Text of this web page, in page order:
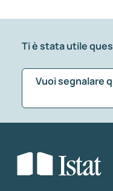
Ti è stata utile
Vuoi segnalare
Seleziona la